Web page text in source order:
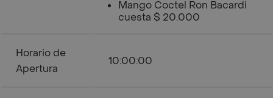
Mango Coctel Ron Bacardi
cuesta $ 20.000
Horario de
Apertura
10:00:00